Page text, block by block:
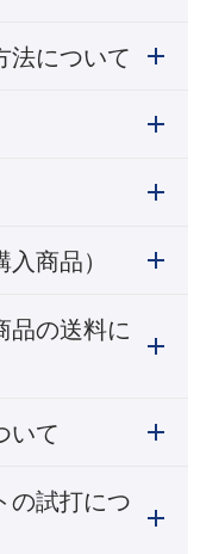
法について
商品）
品の送料に
いて
の試打につ